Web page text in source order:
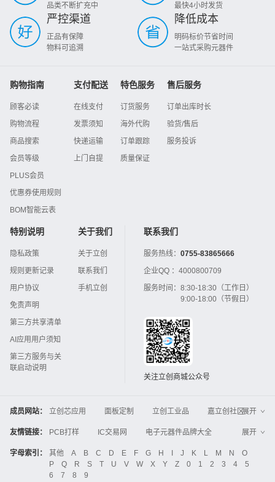
品类不断扩充中
最快4小时发货
严控渠道
正品有保障
物料可追溯
降低成本
明码标价节省时间
一站式采购元器件
购物指南
顾客必读
购物流程
商品搜索
会员等级
PLUS会员
优惠券使用规则
BOM智能云表
支付配送
在线支付
发票须知
快递运输
上门自提
特色服务
订货服务
海外代购
订单跟踪
质量保证
售后服务
订单出库时长
验货/售后
服务投诉
特别说明
隐私政策
规则更新记录
用户协议
免责声明
第三方共享清单
AI应用用户须知
第三方服务与关
联启动说明
关于我们
关于立创
联系我们
手机立创
联系我们
服务热线： 0755-83865666
企业QQ ： 4000800709
服务时间： 8:30-18:30（工作日）
9:00-18:00（节假日）
关注立创商城公众号
成员网站： 立创芯应用 面板定制 立创工业品
嘉立创社区
3D打印
嘉立创FPC 嘉立创PCB
嘉立创FA
Global Website LCSC
ZXHPCB
展开
友情链接： PCB打样 IC交易网
电子元器件品牌大全
中国IC网
智能电网 机电设备
电子工程网
晶振
电子技术应用 21icsearch
电子展
展开
字母索引： 其他 A B C D E F G H I J K L M N
O
P
Q R S T U V W X Y Z 0 1 2 3 4
5
6
7 8 9